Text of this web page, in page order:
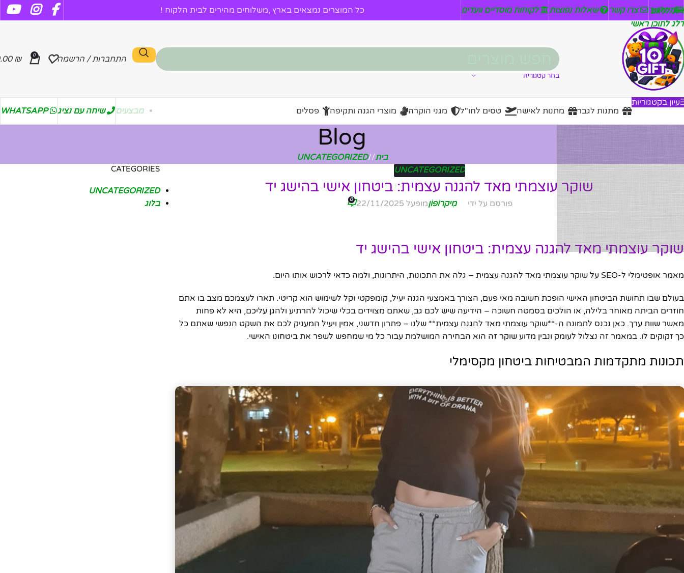
דלג לניווט
דלג לתוכן ראשי
ניזלטר צרו קשר שאלות נפוצות לקוחות מוסדיים וועדים כל המוצרים נמצאים בארץ ,משלוחים מהירים לבית הלקוח !
בחר קטגוריה
התחברות / הרשמה 0
₪
עיון בקטגוריות
מתנות לגבר
מתנות לאישה טסים לחו"ל מגני הוקרה מוצרי הגנה ותקיפה פסלים מבצעים שיחה עם נציג WHATSAPP
Blog
בית/
UNCATEGORIZED
UNCATEGORIZED
שוקר עוצמתי מאד להגנה עצמית: ביטחון אישי בהישג יד
פורסם על ידי מִיקרוֹפוֹןמופעל 22/11/2025 0
שוקר עוצמתי מאד להגנה עצמית: ביטחון אישי בהישג יד
מאמר אופטימלי ל-SEO על שוקר עוצמתי מאד להגנה עצמית – גלה את התכונות, היתרונות, ולמה כדאי לרכוש אותו היום.
בעולם שבו תחושת הביטחון האישי הופכת חשובה מאי פעם, הצורך באמצעי הגנה יעיל, קומפקטי וקל לשימוש הוא קריטי. תארו לעצמכם מצב בו אתם
חוזרים הביתה מאוחר בלילה, או הולכים בסמטה חשוכה – הידיעה שיש לכם גב, שאתם מצוידים בכלי שיכול להרתיע ולהגן עליכם, היא לא פחות
מאשר שוות ערך. כאן נכנס לתמונה ה-**שוקר עוצמתי מאד להגנה עצמית** שלנו – פתרון חדשני, אמין ויעיל המעניק לכם את השקט הנפשי שאתם כל
כך זקוקים לו. במאמר זה נצלול לעומק ונבין מדוע שוקר זה הוא הבחירה המושלמת עבור כל מי שמחפש לשפר את ביטחונו האישי.
תכונות מתקדמות המבטיחות ביטחון מקסימלי
CATEGORIES
UNCATEGORIZED
בלוג